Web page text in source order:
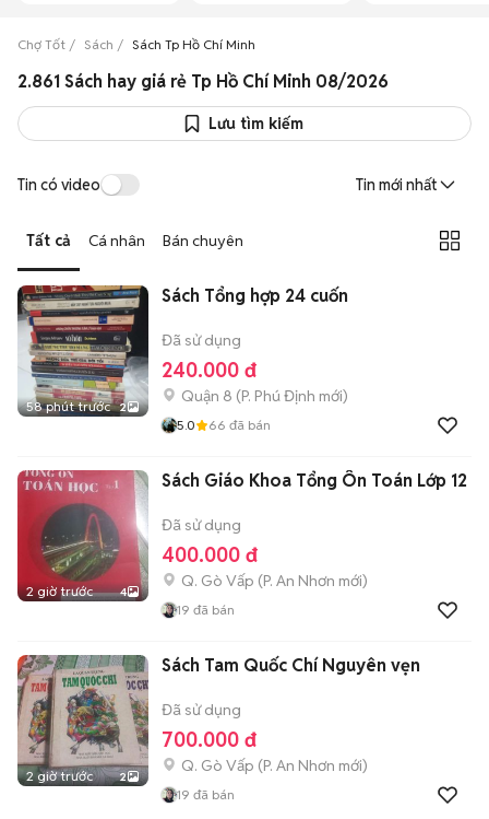
Chợ Tốt Sách Sách Tp Hồ Chí Minh
2.861 Sách hay giá rẻ Tp Hồ Chí Minh 08/2026
Lưu tìm kiếm
Tin có video Tin mới nhất
Tất cả Cá nhân Bán chuyên
58 phút trước 2
Sách Tổng hợp 24 cuốn
Đã sử dụng
240.000 đ
Quận 8 (P. Phú Định mới)
5.0 66 đã bán
2 giờ trước 4
Sách Giáo Khoa Tổng Ôn Toán Lớp 12
Đã sử dụng
400.000 đ
Q. Gò Vấp (P. An Nhơn mới)
19 đã bán
2 giờ trước 2
Sách Tam Quốc Chí Nguyên vẹn
Đã sử dụng
700.000 đ
Q. Gò Vấp (P. An Nhơn mới)
19 đã bán